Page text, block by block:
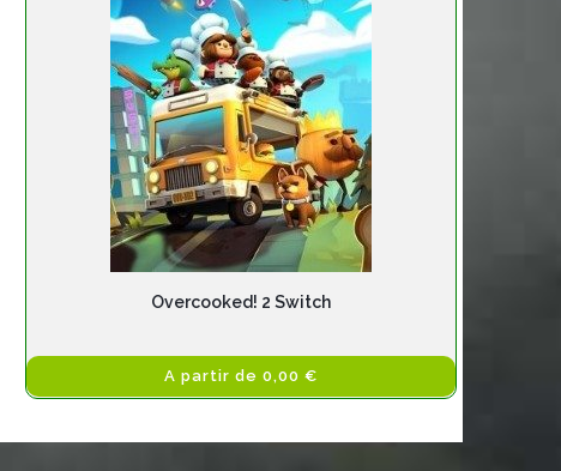
Overcooked! 2 Switch
A partir de 0,00 €